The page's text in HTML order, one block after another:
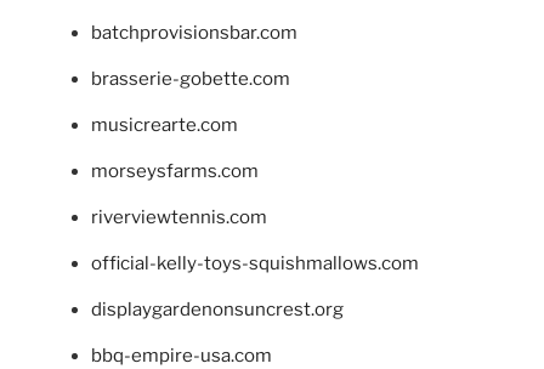
batchprovisionsbar.com
brasserie-gobette.com
musicrearte.com
morseysfarms.com
riverviewtennis.com
official-kelly-toys-squishmallows.com
displaygardenonsuncrest.org
bbq-empire-usa.com